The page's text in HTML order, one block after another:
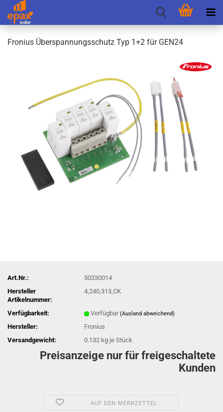
Fro­ni­us Über­span­nungs­schutz Typ 1+2 für GEN24
Art.Nr.:
50230014
Hersteller
Artikelnummer:
4,240,313,CK
Verfügbarkeit: Verfügbar(Ausland abweichend)
Hersteller:
Fronius
Versandgewicht:
0.132 kg je Stück
Preisanzeige nur für freigeschaltete
Kunden
AUF DEN MERKZETTEL